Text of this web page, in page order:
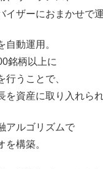
イザーにおまかせで運
自動運用。
銘柄以上に
行うことで、
を資産に取り入れられ
アルゴリズムで
を構築。